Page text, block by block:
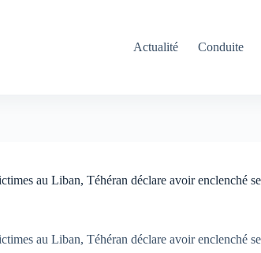
Actualité Conduite
au Liban, Téhéran déclare avoir enclenché
au Liban, Téhéran déclare avoir enclenché